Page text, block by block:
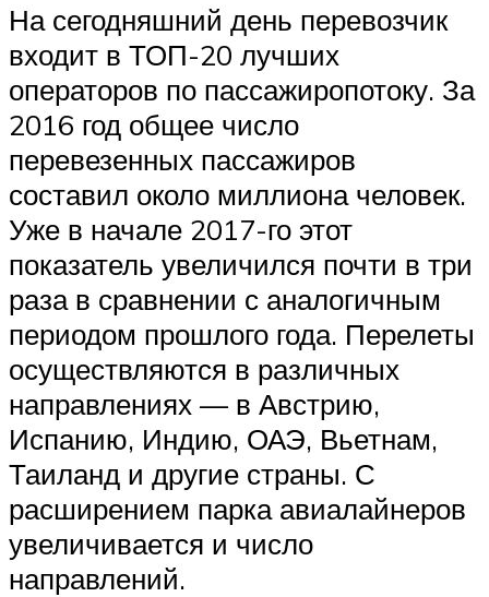
На сегодняшний день перевозчик
входит в ТОП-20 лучших
операторов по пассажиропотоку. За
2016 год общее число
перевезенных пассажиров
составил около миллиона человек.
Уже в начале 2017-го этот
показатель увеличился почти в три
раза в сравнении с аналогичным
периодом прошлого года. Перелеты
осуществляются в различных
направлениях — в Австрию,
Испанию, Индию, ОАЭ, Вьетнам,
Таиланд и другие страны. С
расширением парка авиалайнеров
увеличивается и число
направлений.